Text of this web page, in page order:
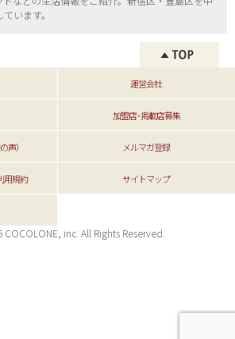
います。
運営会社
加盟店･掲載店募集
声） メルマガ登録
用規約 サイトマップ
COCOLONE, inc. All Rights Reserved.